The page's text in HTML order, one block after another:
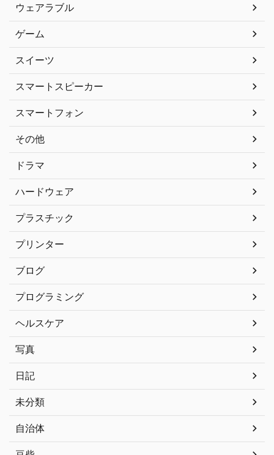
ウェアラブル
ゲーム
スイーツ
スマートスピーカー
スマートフォン
その他
ドラマ
ハードウェア
プラスチック
プリンター
ブログ
プログラミング
ヘルスケア
写真
日記
未分類
自治体